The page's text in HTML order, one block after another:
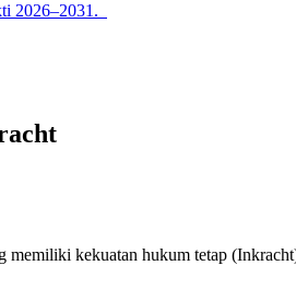
2026–2031.
kekuatan hukum tetap